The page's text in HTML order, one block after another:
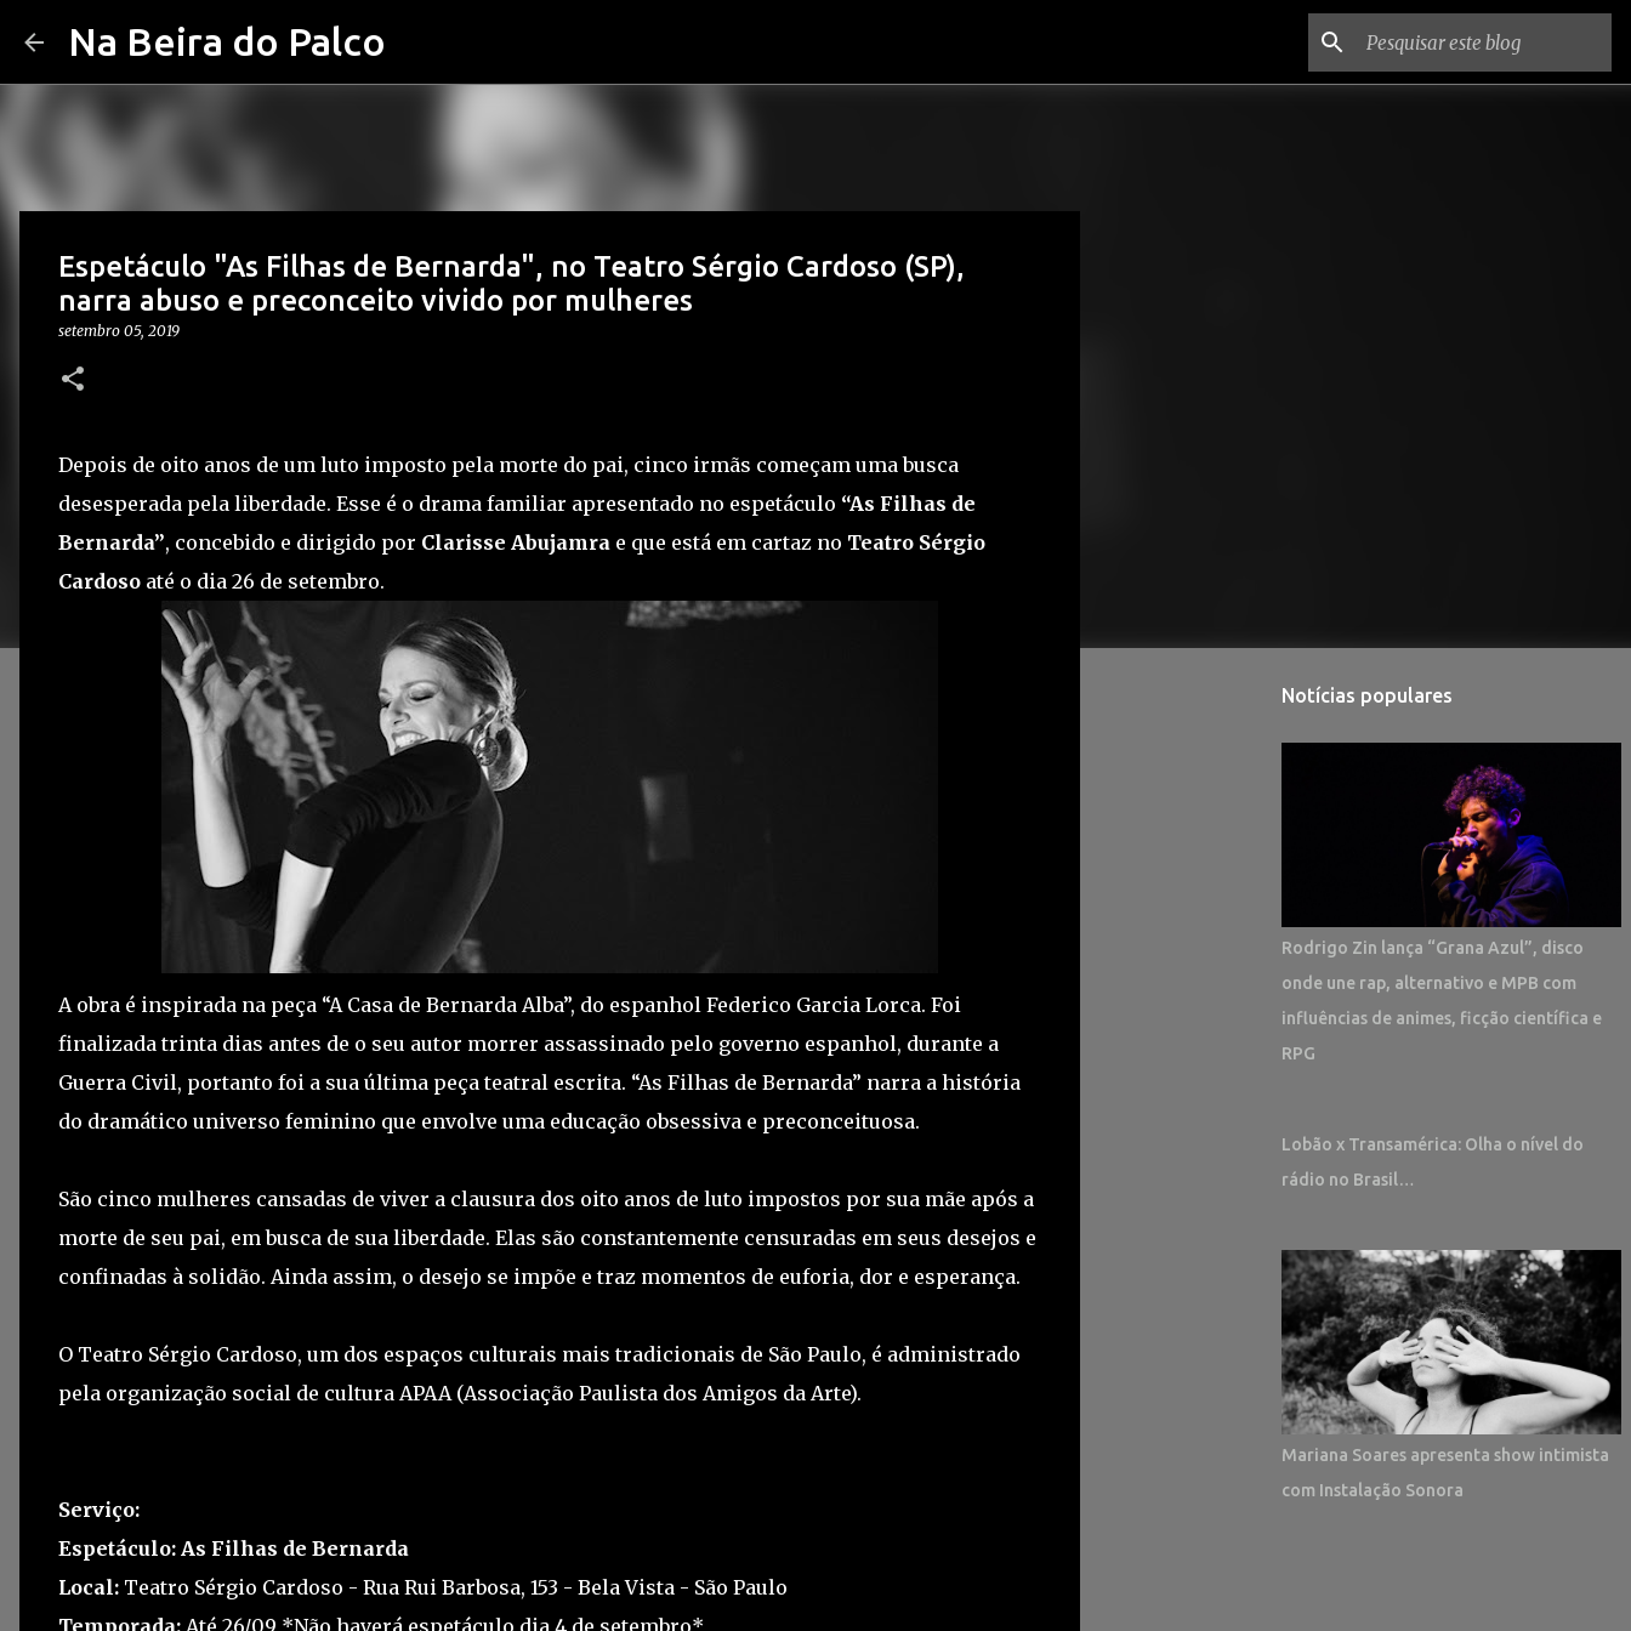
Na Beira do Palco
Espetáculo "As Filhas de Bernarda", no Teatro Sérgio Cardoso (SP),
narra abuso e preconceito vivido por mulheres
setembro 05, 2019
Depois de oito anos de um luto imposto pela morte do pai, cinco irmãs começam uma busca
desesperada pela liberdade. Esse é o drama familiar apresentado no espetáculo “As Filhas de
Bernarda”, concebido e dirigido por Clarisse Abujamra e que está em cartaz no Teatro Sérgio
Cardoso até o dia 26 de setembro.
A obra é inspirada na peça “A Casa de Bernarda Alba”, do espanhol Federico Garcia Lorca. Foi
finalizada trinta dias antes de o seu autor morrer assassinado pelo governo espanhol, durante a
Guerra Civil, portanto foi a sua última peça teatral escrita. “As Filhas de Bernarda” narra a história
do dramático universo feminino que envolve uma educação obsessiva e preconceituosa.
São cinco mulheres cansadas de viver a clausura dos oito anos de luto impostos por sua mãe após a
morte de seu pai, em busca de sua liberdade. Elas são constantemente censuradas em seus desejos e
confinadas à solidão. Ainda assim, o desejo se impõe e traz momentos de euforia, dor e esperança.
O Teatro Sérgio Cardoso, um dos espaços culturais mais tradicionais de São Paulo, é administrado
pela organização social de cultura APAA (Associação Paulista dos Amigos da Arte).
Serviço:
Espetáculo: As Filhas de Bernarda
Local: Teatro Sérgio Cardoso - Rua Rui Barbosa, 153 - Bela Vista - São Paulo
Temporada: Até 26/09 *Não haverá espetáculo dia 4 de setembro*
Notícias populares
Rodrigo Zin lança “Grana Azul”, disco
onde une rap, alternativo e MPB com
influências de animes, ficção científica e
RPG
Lobão x Transamérica: Olha o nível do
rádio no Brasil…
Mariana Soares apresenta show intimista
com Instalação Sonora